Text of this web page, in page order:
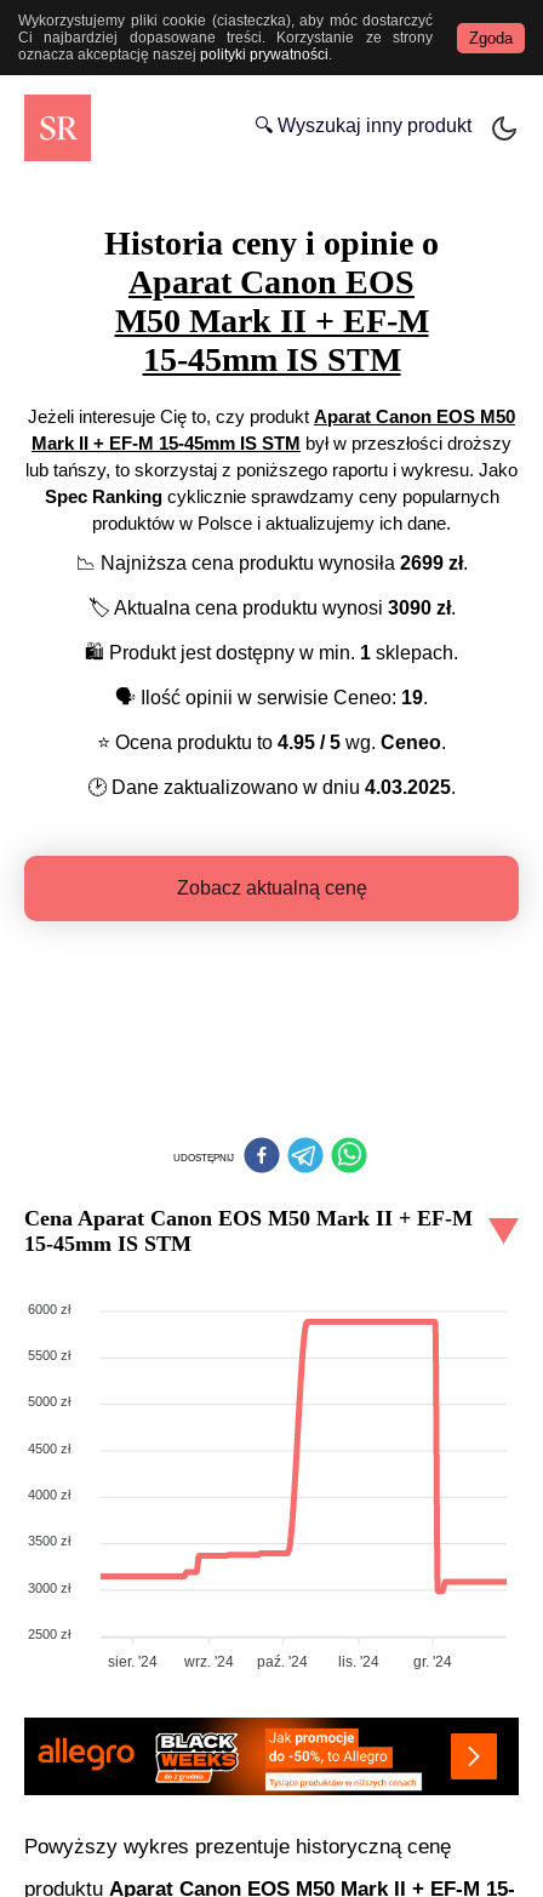
Wykorzystujemy pliki cookie (ciasteczka), aby móc dostarczyć
Ci najbardziej dopasowane treści. Korzystanie ze strony
oznacza akceptację naszej polityki prywatności.
Zgoda
🔍 Wyszukaj inny produkt
Historia ceny i opinie o
Aparat Canon EOS
M50 Mark II + EF-M
15-45mm IS STM
Jeżeli interesuje Cię to, czy produkt Aparat Canon EOS M50
Mark II + EF-M 15-45mm IS STM był w przeszłości droższy
lub tańszy, to skorzystaj z poniższego raportu i wykresu. Jako
Spec Rankingcyklicznie sprawdzamy ceny popularnych
produktów w Polsce i aktualizujemy ich dane.
📉 Najniższa cena produktu wynosiła 2699zł.
🏷️ Aktualna cena produktu wynosi 3090zł.
🛍️ Produkt jest dostępny w min. 1 sklepach.
🗣️ Ilość opinii w serwisie Ceneo: 19.
⭐️ Ocena produktu to 4.95 / 5 wg. Ceneo.
🕑 Dane zaktualizowano w dniu 4.03.2025.
Zobacz aktualną cenę
UDOSTĘPNIJ
Cena Aparat Canon EOS M50 Mark II + EF-M
15-45mm IS STM
6000 zł
5500 zł
5000 zł
4500 zł
4000 zł
3500 zł
3000 zł
2500 zł
sier. '24 wrz. '24 paź. '24 lis. '24 gr. '24
Powyższy wykres prezentuje historyczną cenę
produktu Aparat Canon EOS M50 Mark II + EF-M 15-